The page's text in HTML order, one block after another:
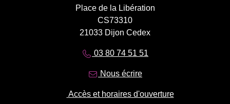
Place de la Libération
CS73310
21033 Dijon Cedex
03 80 74 51 51
Nous écrire
Accès et horaires d'ouverture